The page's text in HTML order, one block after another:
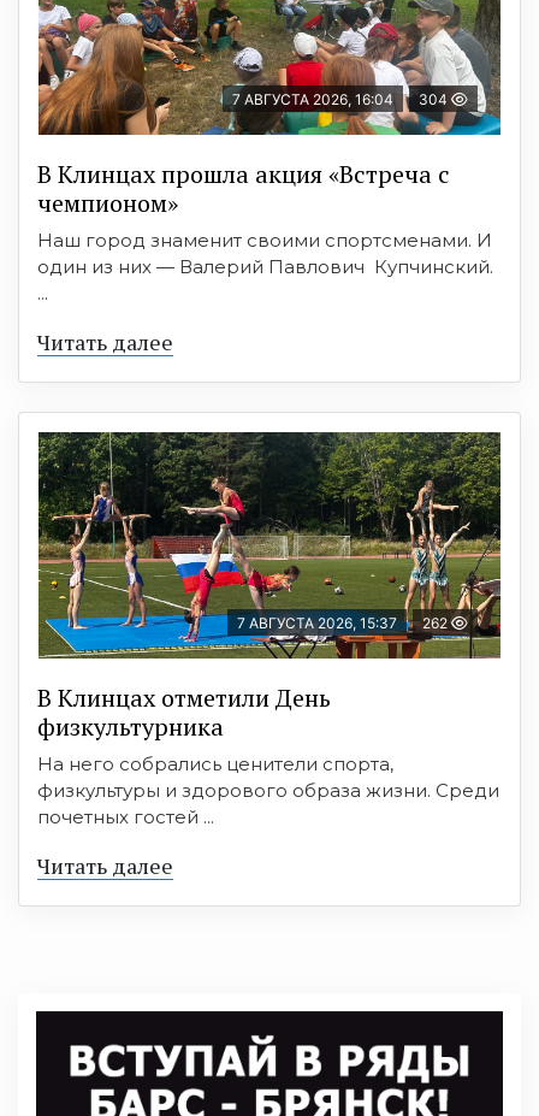
7 АВГУСТА 2026, 16:04 304
В Клинцах прошла акция «Встреча с
чемпионом»
Наш город знаменит своими спортсменами. И
один из них — Валерий Павлович Купчинский.
...
Читать далее
7 АВГУСТА 2026, 15:37 262
В Клинцах отметили День
физкультурника
На него собрались ценители спорта,
физкультуры и здорового образа жизни. Среди
почетных гостей ...
Читать далее